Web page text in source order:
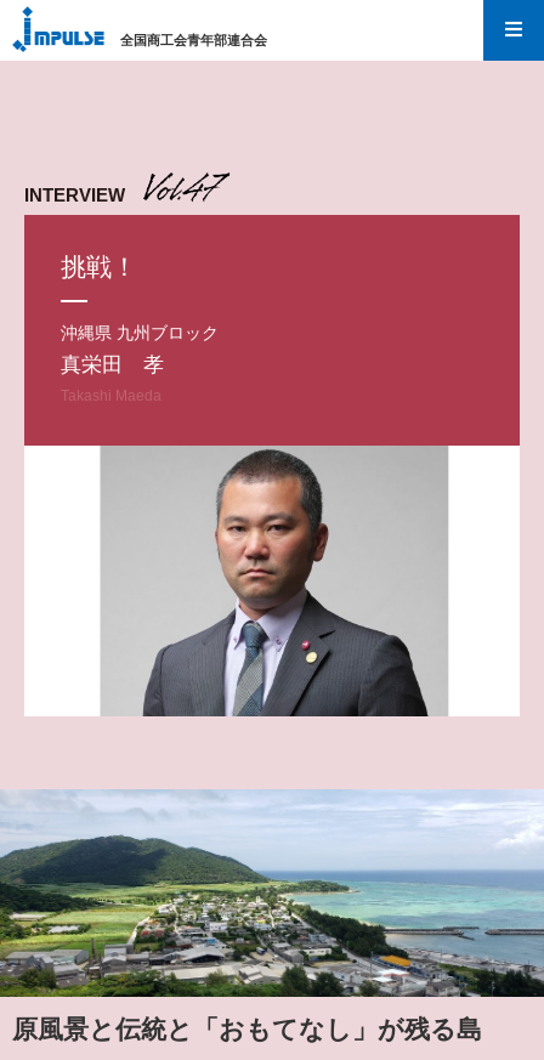
I
l
e
全国商工会青年部連合会
INTERVIEW
挑戦！
沖縄県 九州ブロック
真栄田 孝
Takashi Maeda
原風景と伝統と「おもてなし」が残る島